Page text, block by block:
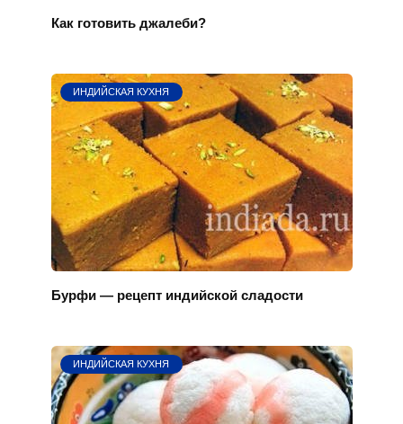
Как готовить джалеби?
ИНДИЙСКАЯ КУХНЯ
Бурфи — рецепт индийской сладости
ИНДИЙСКАЯ КУХНЯ